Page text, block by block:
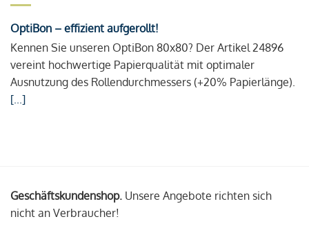
OptiBon – effizient aufgerollt!
Kennen Sie unseren OptiBon 80x80? Der Artikel 24896
vereint hochwertige Papierqualität mit optimaler
Ausnutzung des Rollendurchmessers (+20% Papierlänge).
[...]
Geschäftskundenshop. Unsere Angebote richten sich
nicht an Verbraucher!